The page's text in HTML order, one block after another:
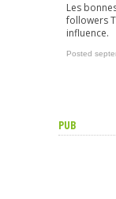
Les
followers
influence.
Posted
PUB